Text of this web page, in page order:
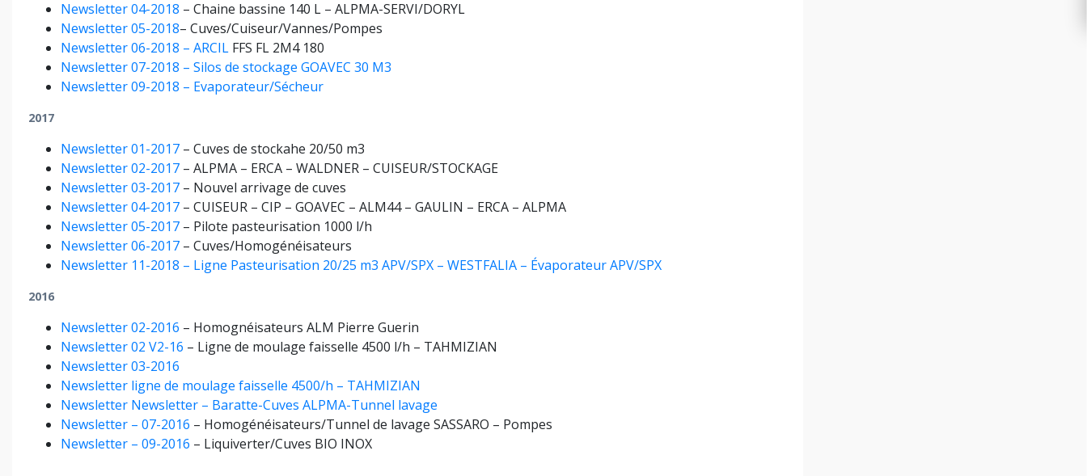
Newsletter 04-2018 – Chaine bassine 140 L – ALPMA-SERVI/DORYL
Newsletter 05-2018– Cuves/Cuiseur/Vannes/Pompes
Newsletter 06-2018 – ARCIL FFS FL 2M4 180
Newsletter 07-2018 – Silos de stockage GOAVEC 30 M3
Newsletter 09-2018 – Evaporateur/Sécheur
2017
Newsletter 01-2017 – Cuves de stockahe 20/50 m3
Newsletter 02-2017 – ALPMA – ERCA – WALDNER – CUISEUR/STOCKAGE
Newsletter 03-2017 – Nouvel arrivage de cuves
Newsletter 04-2017 – CUISEUR – CIP – GOAVEC – ALM44 – GAULIN – ERCA – ALPMA
Newsletter 05-2017 – Pilote pasteurisation 1000 l/h
Newsletter 06-2017 – Cuves/Homogénéisateurs
Newsletter 11-2018 – Ligne Pasteurisation 20/25 m3 APV/SPX – WESTFALIA – Évaporateur APV/SPX
2016
Newsletter 02-2016 – Homognéisateurs ALM Pierre Guerin
Newsletter 02 V2-16 – Ligne de moulage faisselle 4500 l/h – TAHMIZIAN
Newsletter 03-2016
Newsletter ligne de moulage faisselle 4500/h – TAHMIZIAN
Newsletter Newsletter – Baratte-Cuves ALPMA-Tunnel lavage
Newsletter – 07-2016 – Homogénéisateurs/Tunnel de lavage SASSARO – Pompes
Newsletter – 09-2016 – Liquiverter/Cuves BIO INOX